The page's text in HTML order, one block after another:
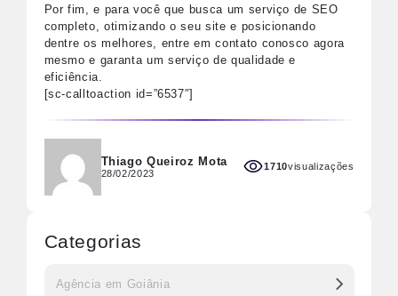
Categorias
Agência em Goiânia
Por fim, e para você que busca um serviço de SEO
completo, otimizando o seu site e posicionando
dentre os melhores, entre em contato conosco agora
mesmo e garanta um serviço de qualidade e
eficiência.
[sc-calltoaction id=”6537″]
Thiago Queiroz Mota
28/02/2023
1710visualizações